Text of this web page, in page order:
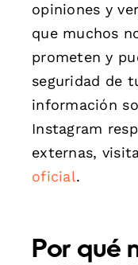
opiniones y
que muchos
prometen y
seguridad de
información
Instagram
externas,
oficial.
Por qué